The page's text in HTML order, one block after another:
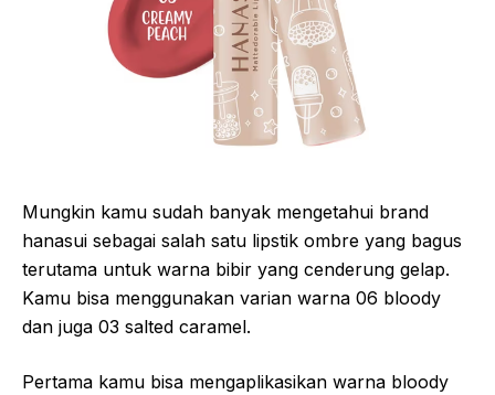
Mungkin kamu sudah banyak mengetahui brand
hanasui sebagai salah satu lipstik ombre yang bagus
terutama untuk warna bibir yang cenderung gelap.
Kamu bisa menggunakan varian warna 06 bloody
dan juga 03 salted caramel.
Pertama kamu bisa mengaplikasikan warna bloody